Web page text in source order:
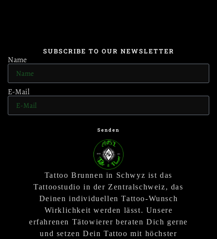
SUBSCRIBE TO OUR NEWSLETTER
Name
E-Mail
Senden
Tattoo Brunnen in Schwyz ist das
Tattoostudio in der Zentralschweiz, das
Deinen individuellen Tattoo-Wunsch
Wirklichkeit werden lässt. Unsere
erfahrenen Tätowierer beraten Dich gerne
und setzen Dein Tattoo mit höchster